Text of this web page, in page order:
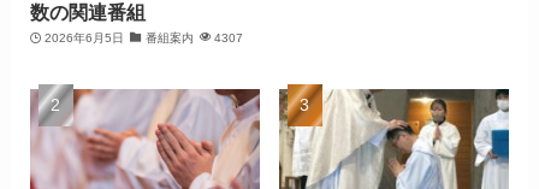
数の関連番組
2026年6月5日 番組案内 4307